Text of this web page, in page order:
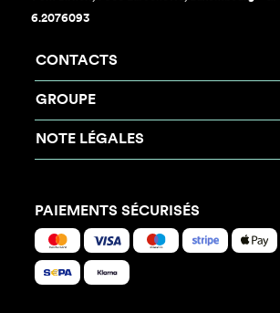
6.2076093
CONTACTS
GROUPE
NOTE LÉGALES
PAIEMENTS SÉCURISÉS